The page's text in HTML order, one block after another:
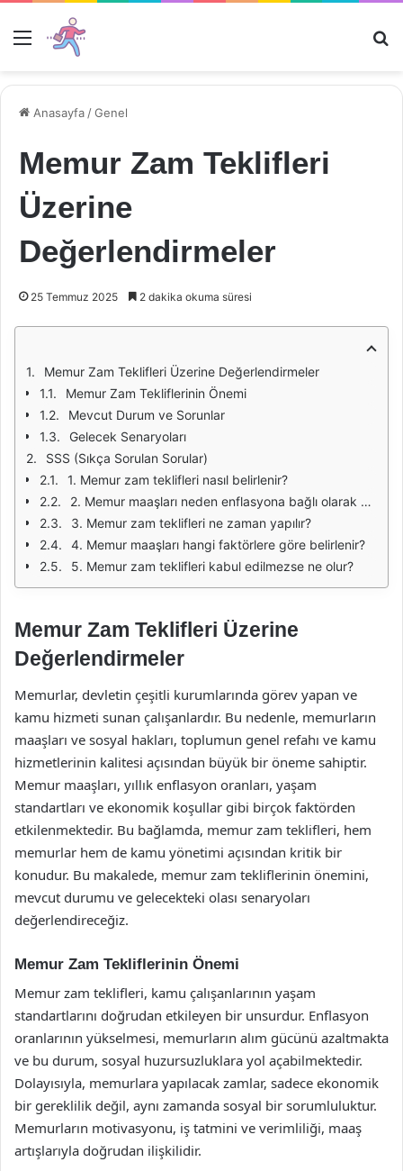
Menü
Anasayfa /Genel
Memur Zam Teklifleri
Üzerine
Değerlendirmeler
25 Temmuz 2025 2 dakika okuma süresi
Memur Zam Teklifleri Üzerine Değerlendirmeler
Memur Zam Tekliflerinin Önemi
Mevcut Durum ve Sorunlar
Gelecek Senaryoları
SSS (Sıkça Sorulan Sorular)
1. Memur zam teklifleri nasıl belirlenir?
2. Memur maaşları neden enflasyona bağlı olarak değişir?
3. Memur zam teklifleri ne zaman yapılır?
4. Memur maaşları hangi faktörlere göre belirlenir?
5. Memur zam teklifleri kabul edilmezse ne olur?
Memur Zam Teklifleri Üzerine
Değerlendirmeler
Memurlar, devletin çeşitli kurumlarında görev yapan ve
kamu hizmeti sunan çalışanlardır. Bu nedenle, memurların
maaşları ve sosyal hakları, toplumun genel refahı ve kamu
hizmetlerinin kalitesi açısından büyük bir öneme sahiptir.
Memur maaşları, yıllık enflasyon oranları, yaşam
standartları ve ekonomik koşullar gibi birçok faktörden
etkilenmektedir. Bu bağlamda, memur zam teklifleri, hem
memurlar hem de kamu yönetimi açısından kritik bir
konudur. Bu makalede, memur zam tekliflerinin önemini,
mevcut durumu ve gelecekteki olası senaryoları
değerlendireceğiz.
Memur Zam Tekliflerinin Önemi
Memur zam teklifleri, kamu çalışanlarının yaşam
standartlarını doğrudan etkileyen bir unsurdur. Enflasyon
oranlarının yükselmesi, memurların alım gücünü azaltmakta
ve bu durum, sosyal huzursuzluklara yol açabilmektedir.
Dolayısıyla, memurlara yapılacak zamlar, sadece ekonomik
bir gereklilik değil, aynı zamanda sosyal bir sorumluluktur.
Memurların motivasyonu, iş tatmini ve verimliliği, maaş
artışlarıyla doğrudan ilişkilidir.